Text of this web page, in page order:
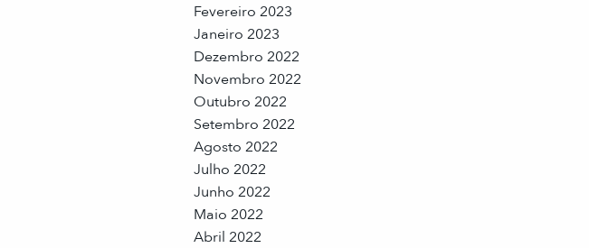
Fevereiro 2023
Janeiro 2023
Dezembro 2022
Novembro 2022
Outubro 2022
Setembro 2022
Agosto 2022
Julho 2022
Junho 2022
Maio 2022
Abril 2022